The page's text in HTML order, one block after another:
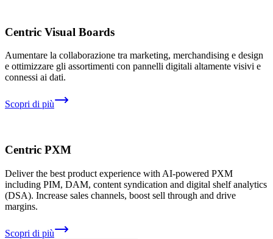
Centric Visual Boards
Aumentare la collaborazione tra marketing, merchandising e design
e ottimizzare gli assortimenti con pannelli digitali altamente visivi e
connessi ai dati.
Scopri di più
Centric PXM
Deliver the best product experience with AI-powered PXM
including PIM, DAM, content syndication and digital shelf analytics
(DSA). Increase sales channels, boost sell through and drive
margins.
Scopri di più